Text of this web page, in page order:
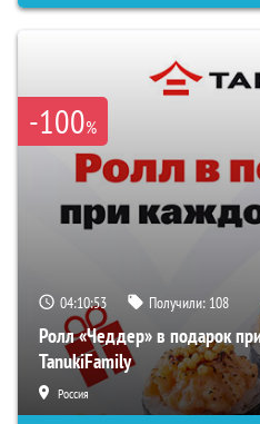
-100%
04:10:52 Получили: 108
Ролл «Чеддер» в подарок
TanukiFamily
Россия